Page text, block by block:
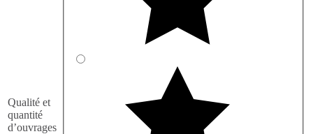
Qualité et
quantité
d’ouvrages